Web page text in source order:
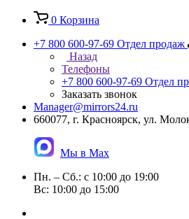
0 Корзина
+7 800 600-97-69 Отдел продаж
Назад
Телефоны
+7 800 600-97-69 Отдел
Заказать звонок
Manager@mirrors24.ru
660077, г. Красноярск, ул.
Мы в Max
Пн. – Сб.: с 10:00 до 19:00
Вс: 10:00 до 15:00